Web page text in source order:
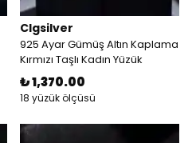
Clgsilver
925 Ayar Gümüş Altın Kaplama
Kırmızı Taşlı Kadın Yüzük
₺ 1,370.00
18 yüzük ölçüsü